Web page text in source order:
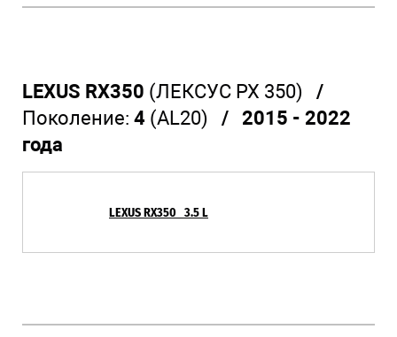
LEXUS RX350 (ЛЕКСУС РХ 350) /
Поколение: 4 (AL20) / 2015 - 2022
года
LEXUS RX350 3.5 L